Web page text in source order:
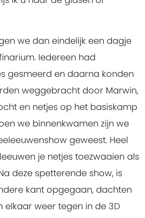
we dan eindelijk een dagje
Iedereen had
gesmeerd en daarna konden
weggebracht door Marwin,
en netjes op het basiskamp
we binnenkwamen zijn we
geweest. Heel
je netjes toezwaaien als
deze spetterende show, is
kant opgegaan, dachten
elkaar weer tegen in de 3D